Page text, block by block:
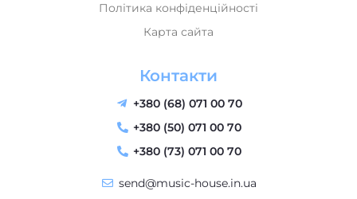
Карта сайта
+380 (68) 071 00 70
+380 (50) 071 00 70
+380 (73) 071 00 70
send@music-house.in.ua
м. Львів, вул. Тернопільська 42 (Колл-центр) "Music